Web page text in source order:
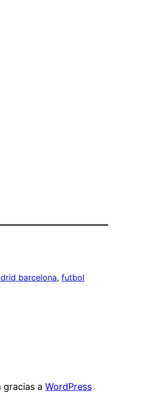
barcelona, futbol
gracias a WordPress